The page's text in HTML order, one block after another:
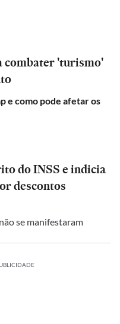
combater 'turismo'
e como pode afetar os
do INSS e indicia
descontos
se manifestaram